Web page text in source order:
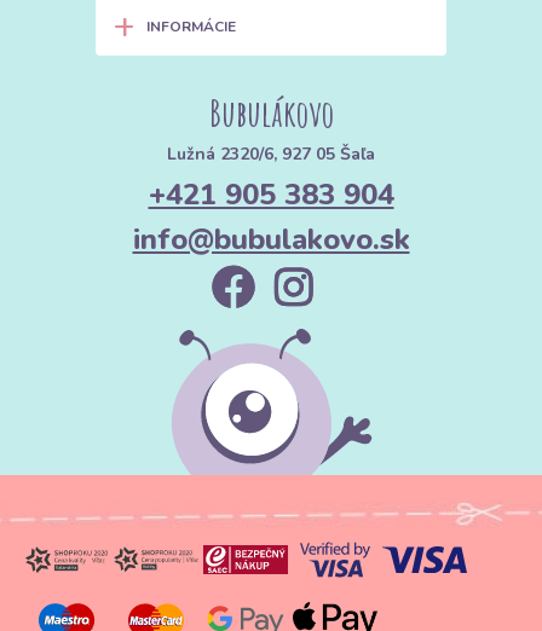
+ INFORMÁCIE
Bubulákovo
Lužná 2320/6, 927 05 Šaľa
+421 905 383 904
info@bubulakovo.sk